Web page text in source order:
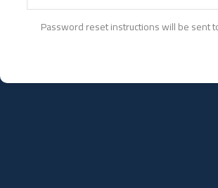
Password reset instructions will be sent